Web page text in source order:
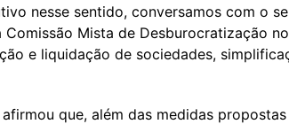
nesse sentido, conversamos com o
Mista de Desburocratização
e liquidação de sociedades,
que, além das medidas